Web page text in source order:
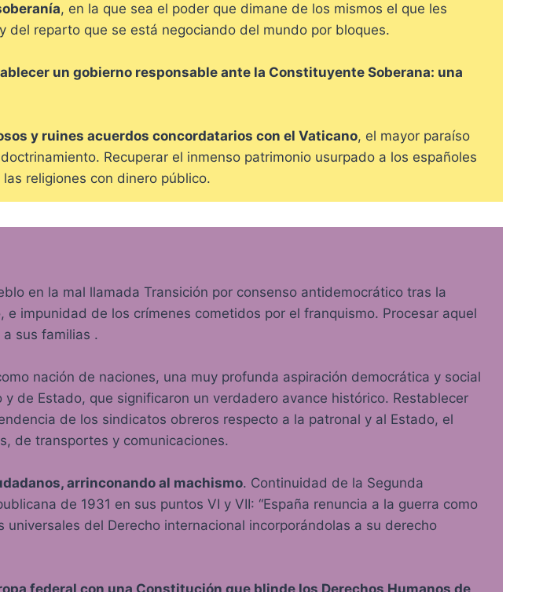
, en la que sea el poder que dimane de los mismos el que les
del reparto que se está negociando del mundo por bloques.
un gobierno responsable ante la Constituyente Soberana: una
y ruines acuerdos concordatarios con el Vaticano, el mayor paraíso
Recuperar el inmenso patrimonio usurpado a los españoles
religiones con dinero público.
en la mal llamada Transición por consenso antidemocrático tras la
impunidad de los crímenes cometidos por el franquismo. Procesar aquel
sus familias .
nación de naciones, una muy profunda aspiración democrática y social
de Estado, que significaron un verdadero avance histórico. Restablecer
de los sindicatos obreros respecto a la patronal y al Estado, el
de transportes y comunicaciones.
arrinconando al machismo. Continuidad de la Segunda
de 1931 en sus puntos VI y VII: “España renuncia a la guerra como
del Derecho internacional incorporándolas a su derecho
federal con una Constitución que blinde los Derechos Humanos de